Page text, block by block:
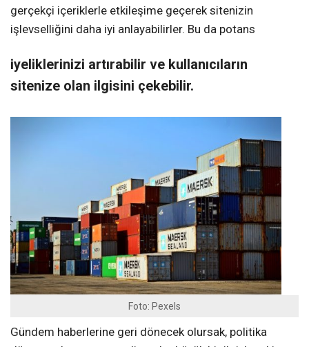
gerçekçi içeriklerle etkileşime geçerek sitenizin
işlevselliğini daha iyi anlayabilirler. Bu da potans
iyeliklerinizi artırabilir ve kullanıcıların
sitenize olan ilgisini çekebilir.
Foto: Pexels
Gündem haberlerine geri dönecek olursak, politika